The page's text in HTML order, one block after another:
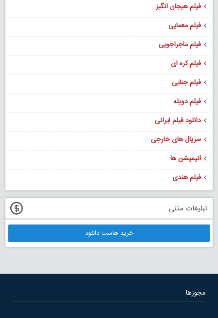
فیلم هیجان انگیز
فیلم معمایی
فیلم ماجراجویی
فیلم کره ای
فیلم جنایی
فیلم دوبله
دانلود فیلم ایرانی
سریال های خارجی
انیمیشن ها
فیلم هندی
تبلیغات متنی
خرید هاست دانلود
مجوزها